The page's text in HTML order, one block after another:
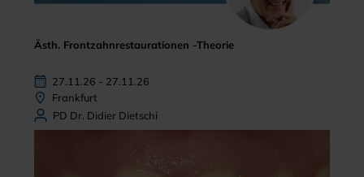
Ästh. Frontzahnrestaurationen -Theorie
27.11.26 - 27.11.26
Frankfurt
PD Dr. Didier Dietschi